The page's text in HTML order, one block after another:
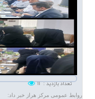
تعداد بازدید: ۱۱
روابط عمومی مرکز هراز خبر داد: